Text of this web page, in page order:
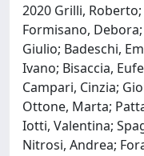
2020 Grilli,
Formisano,
Giulio; Badeschi,
Ivano; Bisaccia,
Campari, Cinzia;
Ottone, Marta;
Iotti, Valentina;
Nitrosi, Andrea;